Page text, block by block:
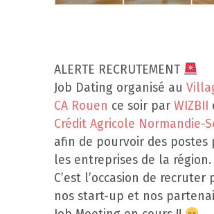
ALERTE RECRUTEMENT
Job Dating organisé au
CA Rouen ce soir par WIZBII
Crédit Agricole Normandie-
afin de pourvoir des postes
les entreprises de la région.
C’est l’occasion de recruter
nos start-up et nos